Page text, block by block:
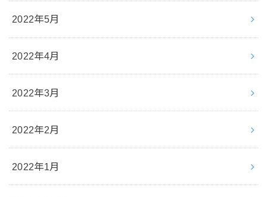
2022年5月
2022年4月
2022年3月
2022年2月
2022年1月